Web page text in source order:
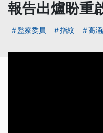
報告出爐盼重
監察委員 指紋 高